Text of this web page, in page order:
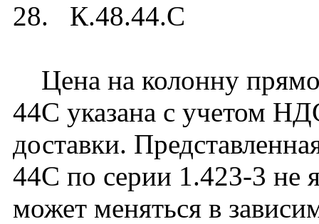
28. К.48.44.C
Цена на колонну
44C указана с учетом
доставки.
44C по серии 1.423-3 не
может меняться в